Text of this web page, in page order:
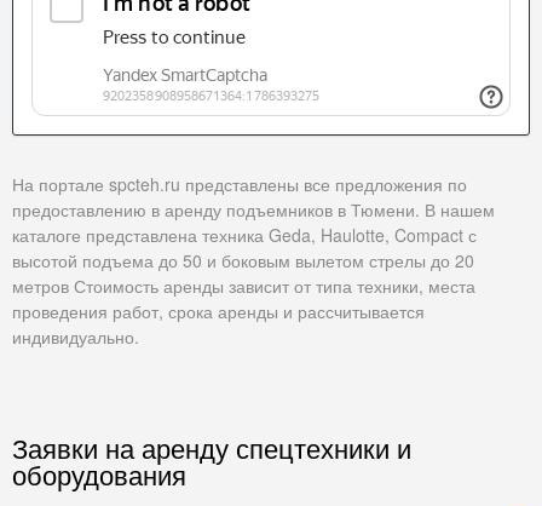
На портале spcteh.ru представлены все предложения по
предоставлению в аренду подъемников в Тюмени. В нашем
каталоге представлена техника Geda, Haulotte, Compact с
высотой подъема до 50 и боковым вылетом стрелы до 20
метров Стоимость аренды зависит от типа техники, места
проведения работ, срока аренды и рассчитывается
индивидуально.
Заявки на аренду спецтехники и
оборудования